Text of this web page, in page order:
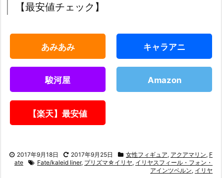
【最安値チェック】
あみあみ キャラアニ
駿河屋 Amazon
【楽天】最安値
2017年9月18日 2017年9月25日 女性フィギュア, アクアマリン, F
ate
Fate/kaleid liner, プリズマ☆イリヤ, イリヤスフィール・フォン・
アインツベルン, イリヤ